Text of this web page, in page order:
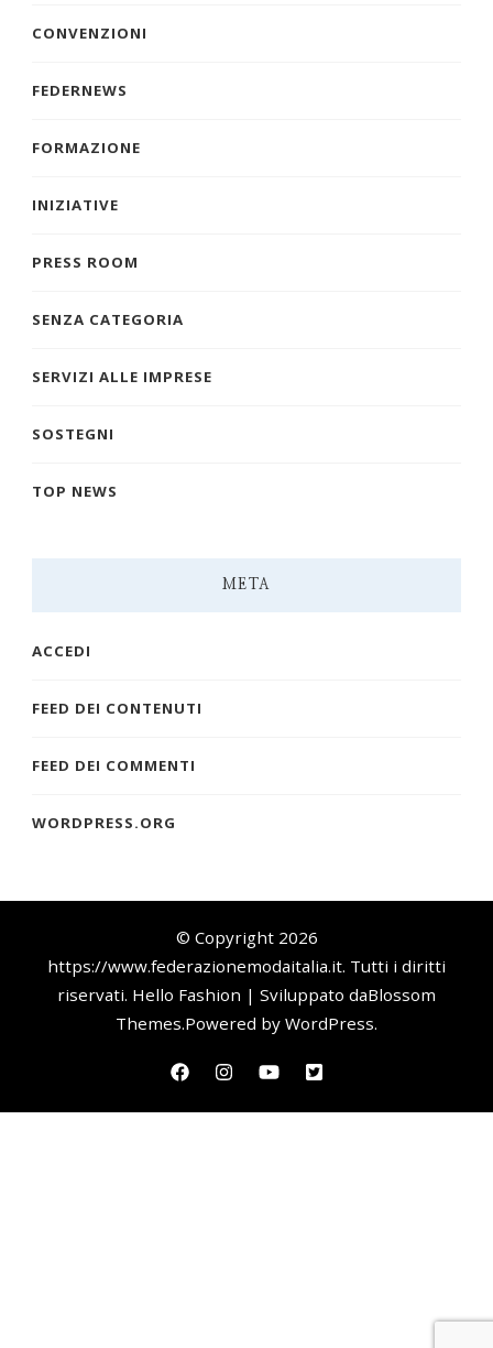
CONVENZIONI
FEDERNEWS
FORMAZIONE
INIZIATIVE
PRESS ROOM
SENZA CATEGORIA
SERVIZI ALLE IMPRESE
SOSTEGNI
TOP NEWS
META
ACCEDI
FEED DEI CONTENUTI
FEED DEI COMMENTI
WORDPRESS.ORG
© Copyright 2026
https://www.federazionemodaitalia.it. Tutti i diritti
riservati. Hello Fashion | Sviluppato daBlossom
Themes.Powered by WordPress.